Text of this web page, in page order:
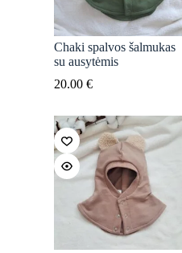
Chaki spalvos šalmukas
su ausytėmis
20.00 €